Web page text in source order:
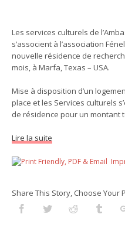
Les services culturels de
s’associent à l’association
nouvelle résidence de
mois, à Marfa, Texas – USA.
Mise à disposition d’un
place et les Services culturels
de résidence pour un montant
Lire la suite
Share This Story, Choose Your
FacebookTwitterReddit